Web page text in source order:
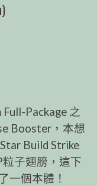
Package 之
Booster，本想
Build Strike
粒子翅膀，這下
一個本體！